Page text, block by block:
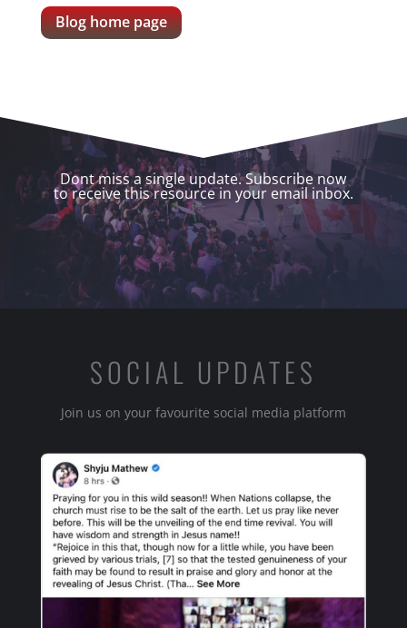
Blog home page
Dont miss a single update. Subscribe now
to receive this resource in your email inbox.
SOCIAL UPDATES
Join us on your favourite social media platform